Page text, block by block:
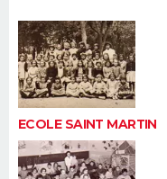
ECOLE SAINT MARTIN